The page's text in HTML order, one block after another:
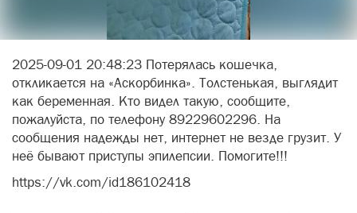
2025-09-01 20:48:23 Потерялась кошечка,
откликается на «Аскорбинка». Толстенькая, выглядит
как беременная. Кто видел такую, сообщите,
пожалуйста, по телефону 89229602296. На
сообщения надежды нет, интернет не везде грузит. У
неё бывают приступы эпилепсии. Помогите!!!
https://vk.com/id186102418